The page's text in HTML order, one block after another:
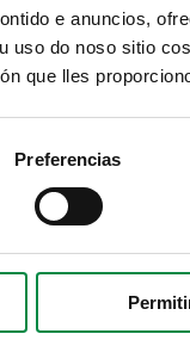
e anuncios,
uso do noso sitio
que lles
Preferencias